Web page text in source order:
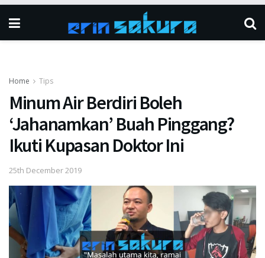
Home Tips
Minum Air Berdiri Boleh
‘Jahanamkan’ Buah Pinggang?
Ikuti Kupasan Doktor Ini
25th December 2019